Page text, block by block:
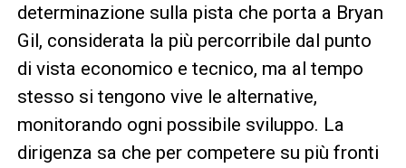
determinazione sulla pista che porta a Bryan
Gil, considerata la più percorribile dal punto
di vista economico e tecnico, ma al tempo
stesso si tengono vive le alternative,
monitorando ogni possibile sviluppo. La
dirigenza sa che per competere su più fronti